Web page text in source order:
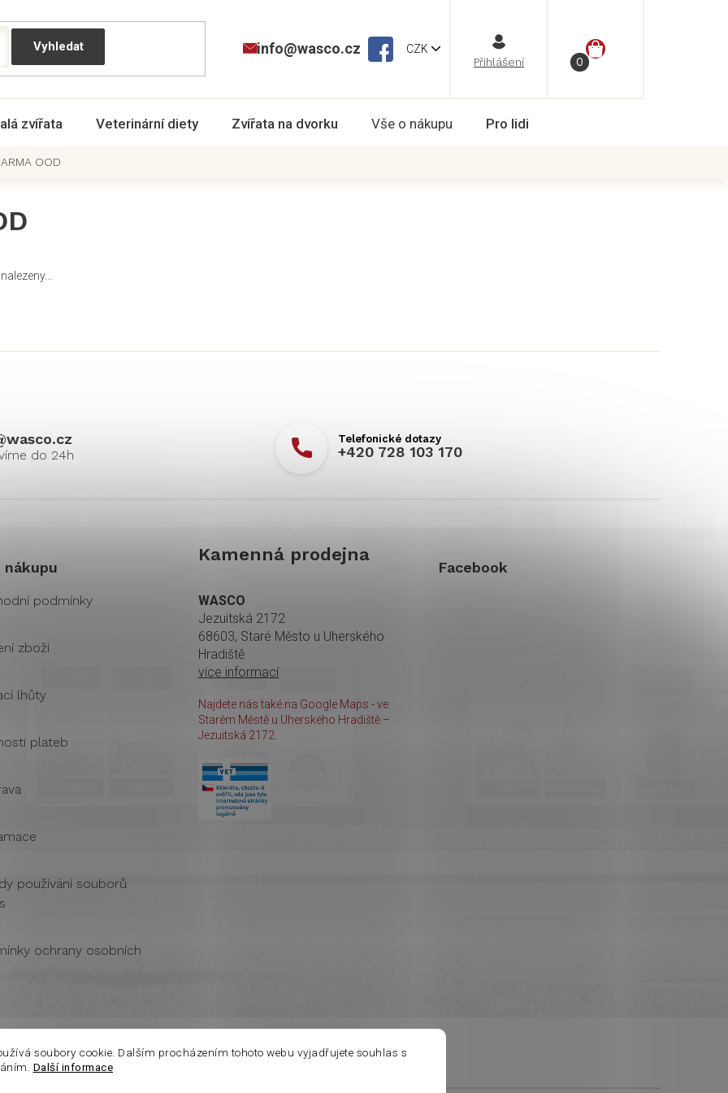
soubory cookie. Dalším procházením tohoto webu vyjadřujete souhlas s
Další informace
CZK
NÁKUPNÍ
info@wasco.cz
zvířata Veterinární diety Zvířata na dvorku Vše o nákupu Pro lidi
OOD
wasco.cz
+420 728 103 170
nákupu
podmínky
zboží
lhůty
plateb
používání souborů
ochrany osobních
Kamenná prodejna
WASCO
Jezuitská 2172
68603, Staré Město u Uherského
Hradiště
více informací
Najdete nás také na Google Maps - ve
Starém Městě u Uherského Hradiště –
Jezuitská 2172.
Facebook